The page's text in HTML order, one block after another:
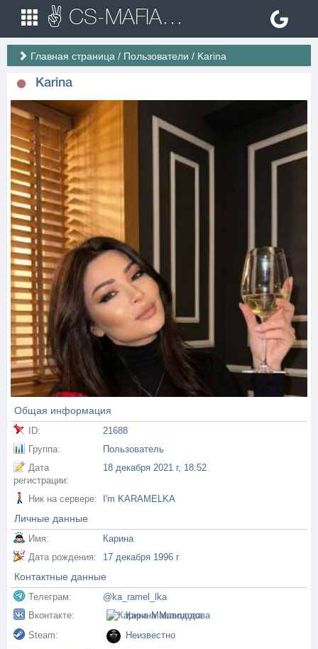
✌ CS-MAFIA.RU ✌ Игровые сервера Counter Strike 1.6
Главная страница / Пользователи / Karina
Karina
Общая информация
ID:
21688
Группа:
Пользователь
Дата
регистрации:
18 декабря 2021 г, 18:52
Ник на сервере: I'm KARAMELKA
Личные данные
Имя:
Карина
Дата рождения:
17 декабря 1996 г
Контактные данные
Телеграм:
@ka_ramel_lka
Вконтакте:
Карина Мавлюдова
Steam:
Неизвестно